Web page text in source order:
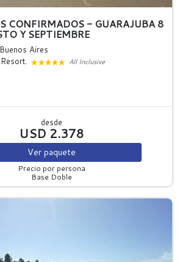
CONFIRMADOS - GUARAJUBA 8
Y SEPTIEMBRE
Aires
All Inclusive
desde
USD 2.378
Ver paquete
Precio por persona
Base Doble